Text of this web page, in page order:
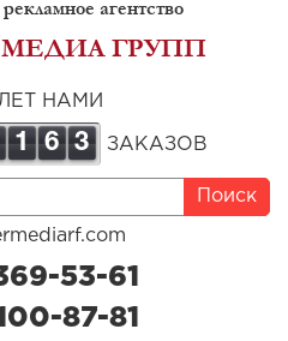
агентство
ГРУПП
НАМИ
1 6 3 ЗАКАЗОВ
Поиск
53-61
87-81